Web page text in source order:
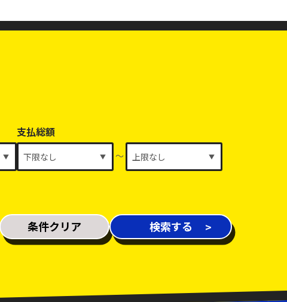
支払総額
～
新着車両
修復歴あり
条件クリア 検索する